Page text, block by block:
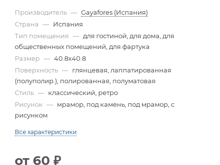
Производитель — Gayafores (Испания)
Страна — Испания
Тип помещения — для гостиной, для дома, для
общественных помещений, для фартука
Размер — 40.8x40.8
Поверхность — глянцевая, лаппатированная
(полуполир.), полированная, полуматовая
Стиль — классический, ретро
Рисунок — мрамор, под камень, под мрамор, с
рисунком
Все характеристики
от 60 ₽